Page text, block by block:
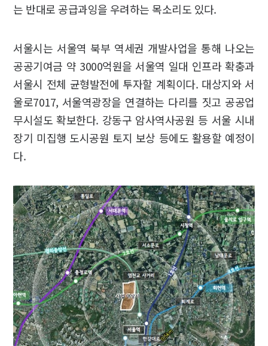
는 반대로 공급과잉을 우려하는 목소리도 있다.
서울시는 서울역 북부 역세권 개발사업을 통해 나오는
공공기여금 약 3000억원을 서울역 일대 인프라 확충과
서울시 전체 균형발전에 투자할 계획이다. 대상지와 서
울로7017, 서울역광장을 연결하는 다리를 짓고 공공업
무시설도 확보한다. 강동구 암사역사공원 등 서울 시내
장기 미집행 도시공원 토지 보상 등에도 활용할 예정이
다.